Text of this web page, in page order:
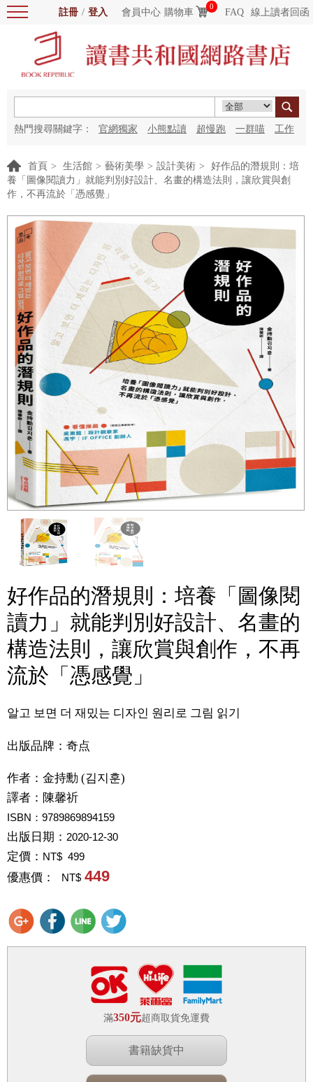
註冊 / 登入 會員中心 購物車
0
FAQ 線上讀者回函
熱門搜尋關鍵字： 官網獨家 小熊點讀 超慢跑 一群喵 工作
首頁 > 生活館 > 藝術美學 > 設計美術 >
好作品的潛規則：培
養「圖像閱讀力」就能判別好設計、名畫的構造法則，讓欣賞與創
作，不再流於「憑感覺」
好作品的潛規則：培養「圖像閱
讀力」就能判別好設計、名畫的
構造法則，讓欣賞與創作，不再
流於「憑感覺」
알고 보면 더 재밌는 디자인 원리로 그림 읽기
出版品牌：奇点
作者： 金持勳 (김지훈)
譯者： 陳馨祈
ISBN：9789869894159
出版日期： 2020-12-30
定價： NT$ 499
優惠價： NT$ 449
滿350元超商取貨免運費
書籍缺貨中